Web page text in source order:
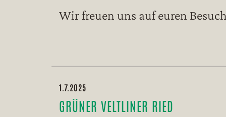
Wir freuen uns auf euren
1.7.2025
GRÜNER VELTLINER RIED